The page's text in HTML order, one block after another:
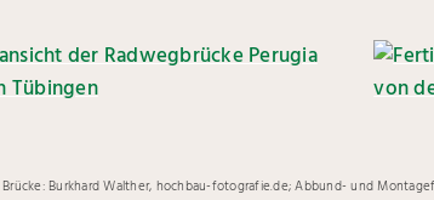
Brücke: Burkhard Walther, hochbau-fotografie.de; Abbund- und